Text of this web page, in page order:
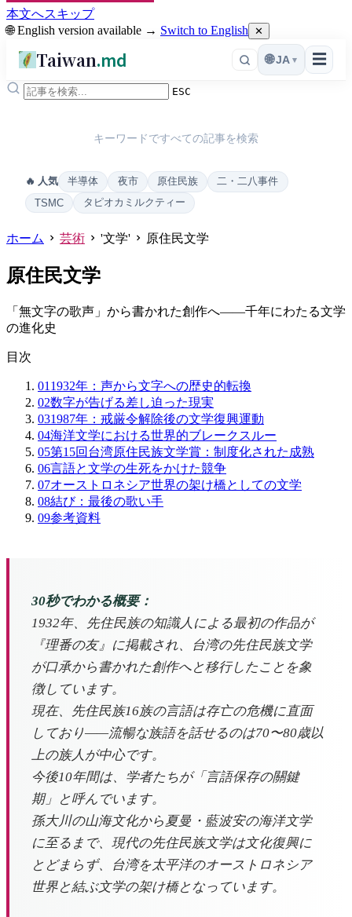
本文へスキップ
🌐 English version available → Switch to English ✕
Taiwan.md ☰
🌐 JA ▾
ESC
キーワードですべての記事を検索
🔥 人気 半導体 夜市 原住民族
二・二八事件
TSMC
タピオカミルクティー
ホーム 芸術 '文学' 原住民文学
原住民文学
「無文字の歌声」から書かれた創作へ——千年にわたる文学
の進化史
目次
01 1932年：声から文字への歴史的転換
02数字が告げる差し迫った現実
031987年：戒厳令解除後の文学復興運動
04海洋文学における世界的ブレークスルー
05第15回台湾原住民族文学賞：制度化された成熟
06言語と文学の生死をかけた競争
07オーストロネシア世界の架け橋としての文学
08結び：最後の歌い手
09参考資料
30秒でわかる概要：
1932年、先住民族の知識人による最初の作品が
『理番の友』に掲載され、台湾の先住民族文学
が口承から書かれた創作へと移行したことを象
徴しています。
現在、先住民族16族の言語は存亡の危機に直面
しており——流暢な族語を話せるのは70〜80歳以
上の族人が中心です。
今後10年間は、学者たちが「言語保存の關鍵
期」と呼んでいます。
孫大川の山海文化から夏曼・藍波安の海洋文学
に至るまで、現代の先住民族文学は文化復興に
とどまらず、台湾を太平洋のオーストロネシア
世界と結ぶ文学の架け橋となっています。